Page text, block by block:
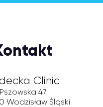
Clinic
Pszowska 47
Wodzisław Śląski